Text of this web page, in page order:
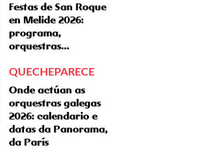
Festas de San Roque
en Melide 2026:
programa,
orquestras...
QUECHEPARECE
Onde actúan as
orquestras galegas
2026: calendario e
datas da Panorama,
da París